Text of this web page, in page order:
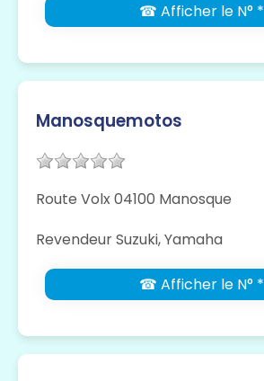
☎ Afficher le N° *
Manosquemotos
Route Volx 04100 Manosque
Revendeur Suzuki, Yamaha
☎ Afficher le N° *